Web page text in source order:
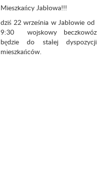
Mieszkańcy Jabłowa!!!
dziś 22 września w Jabłowie od
9:30 wojskowy beczkowóz
będzie do stałej dyspozycji
mieszkańców.